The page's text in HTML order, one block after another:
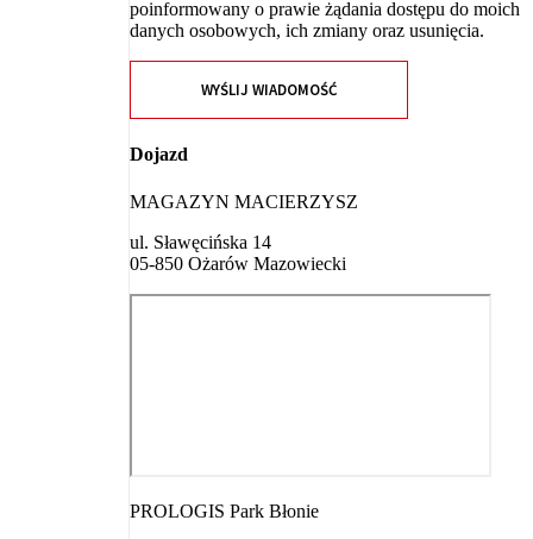
poinformowany o prawie żądania dostępu do moich
danych osobowych, ich zmiany oraz usunięcia.
WYŚLIJ WIADOMOŚĆ
Dojazd
MAGAZYN MACIERZYSZ
ul. Sławęcińska 14
05-850 Ożarów Mazowiecki
PROLOGIS Park Błonie